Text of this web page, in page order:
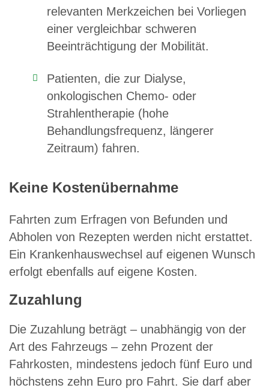
relevanten Merkzeichen bei Vorliegen
einer vergleichbar schweren
Beeinträchtigung der Mobilität.
Patienten, die zur Dialyse,
onkologischen Chemo- oder
Strahlentherapie (hohe
Behandlungsfrequenz, längerer
Zeitraum) fahren.
Keine Kostenübernahme
Fahrten zum Erfragen von Befunden und
Abholen von Rezepten werden nicht erstattet.
Ein Krankenhauswechsel auf eigenen Wunsch
erfolgt ebenfalls auf eigene Kosten.
Zuzahlung
Die Zuzahlung beträgt – unabhängig von der
Art des Fahrzeugs – zehn Prozent der
Fahrkosten, mindestens jedoch fünf Euro und
höchstens zehn Euro pro Fahrt. Sie darf aber